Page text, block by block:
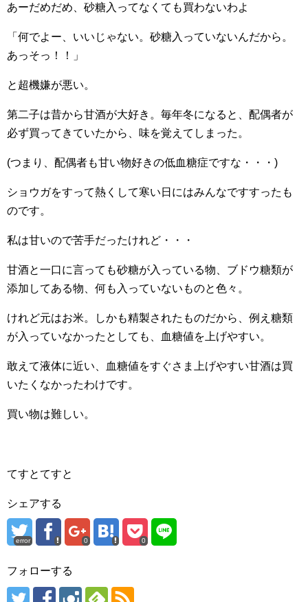
あーだめだめ、砂糖入ってなくても買わないわよ
「何でよー、いいじゃない。砂糖入っていないんだから。
あっそっ！！」
と超機嫌が悪い。
第二子は昔から甘酒が大好き。毎年冬になると、配偶者が
必ず買ってきていたから、味を覚えてしまった。
(つまり、配偶者も甘い物好きの低血糖症ですな・・・)
ショウガをすって熱くして寒い日にはみんなですすったも
のです。
私は甘いので苦手だったけれど・・・
甘酒と一口に言っても砂糖が入っている物、ブドウ糖類が
添加してある物、何も入っていないものと色々。
けれど元はお米。しかも精製されたものだから、例え糖類
が入っていなかったとしても、血糖値を上げやすい。
敢えて液体に近い、血糖値をすぐさま上げやすい甘酒は買
いたくなかったわけです。
買い物は難しい。
てすとてすと
シェアする
error 0 0
フォローする